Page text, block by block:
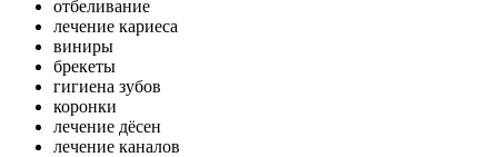
отбеливание
лечение кариеса
виниры
брекеты
гигиена зубов
коронки
лечение дёсен
лечение каналов